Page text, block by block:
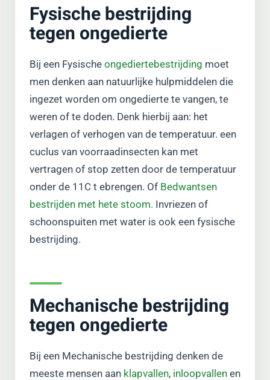
Fysische bestrijding
tegen ongedierte
Bij een Fysische ongediertebestrijding moet
men denken aan natuurlijke hulpmiddelen die
ingezet worden om ongedierte te vangen, te
weren of te doden. Denk hierbij aan: het
verlagen of verhogen van de temperatuur. een
cuclus van voorraadinsecten kan met
vertragen of stop zetten door de temperatuur
onder de 11C t ebrengen. Of Bedwantsen
bestrijden met hete stoom. Invriezen of
schoonspuiten met water is ook een fysische
bestrijding.
Mechanische bestrijding
tegen ongedierte
Bij een Mechanische bestrijding denken de
meeste mensen aan klapvallen, inloopvallen en